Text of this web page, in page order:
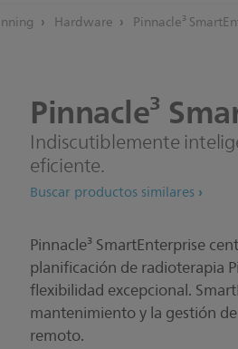
Hardware Pinnacle³
Pinnacle³
Indiscutiblemente
eficiente.
Buscar productos similares
Pinnacle³ SmartEnterprise
planificación de radioterapia
flexibilidad excepcional.
mantenimiento y la gestión
remoto.